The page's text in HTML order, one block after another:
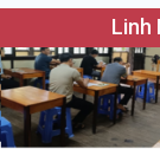
Linh